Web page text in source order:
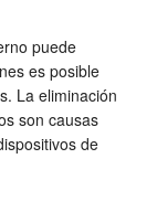
puede
es posible
La eliminación
son causas
de